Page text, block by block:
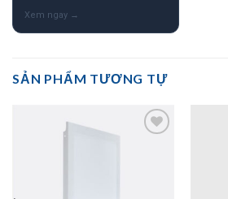
SẢN PHẨM TƯƠNG TỰ